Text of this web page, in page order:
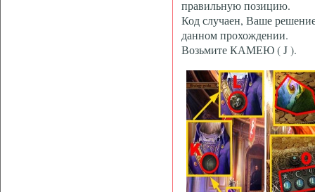
правильную позицию.
Код случаен, Ваше
данном прохождении.
Возьмите КАМЕЮ ( J ).